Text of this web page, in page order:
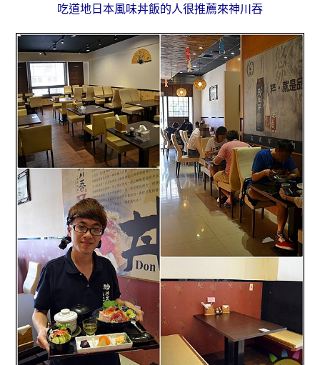
吃道地日本風味丼飯的人很推薦來神川吞